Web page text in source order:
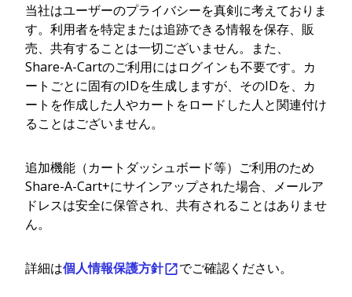
当社はユーザーのプライバシーを真剣に考えておりま
す。利用者を特定または追跡できる情報を保存、販
売、共有することは一切ございません。また、
Share-A-Cartのご利用にはログインも不要です。カ
ートごとに固有のIDを生成しますが、そのIDを、カ
ートを作成した人やカートをロードした人と関連付け
ることはございません。
追加機能（カートダッシュボード等）ご利用のため
Share-A-Cart+にサインアップされた場合、メールア
ドレスは安全に保管され、共有されることはありませ
ん。
詳細は個人情報保護方針 でご確認ください。